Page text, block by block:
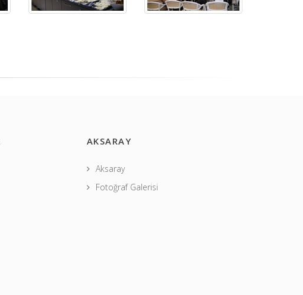
AKSARAY
Aksaray
Fotoğraf Galerisi